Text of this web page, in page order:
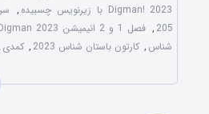
Digman! 2023 با زیرنویس چسبیده
,
205
, فصل 1 و 2 انیمیشن Digman 2023
شناس , کارتون باستان شناس 2023 , کمدی